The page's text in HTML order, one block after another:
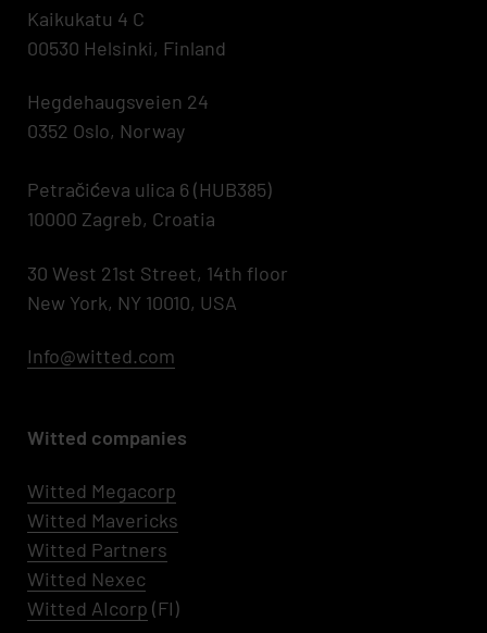
Kaikukatu 4 C
00530 Helsinki, Finland
Hegdehaugsveien 24
0352 Oslo, Norway
Petračićeva ulica 6 (HUB385)
10000 Zagreb, Croatia
30 West 21st Street, 14th floor
New York, NY 10010, USA
Info@witted.com
Witted companies
Witted Megacorp
Witted Mavericks
Witted Partners
Witted Nexec
Witted AIcorp (FI)